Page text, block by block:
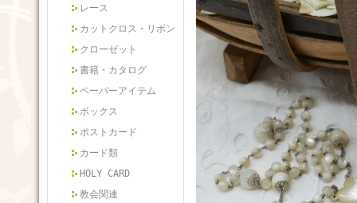
レース
カットクロス・リボン
クローゼット
書籍・カタログ
ペーパーアイテム
ボックス
ポストカード
カード類
HOLY CARD
教会関連